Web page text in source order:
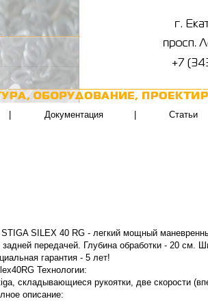
Документация Статьи
STIGA SILEX 40 RG - легкий мощный
передачей. Глубина обработки - 20 см.
гарантия - 5 лет!
Технологии:
складывающиеся рукоятки, две скорости
описание: